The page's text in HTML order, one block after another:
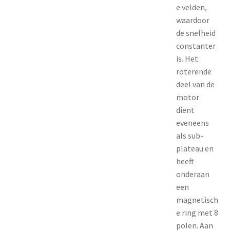
e velden,
waardoor
de snelheid
constanter
is. Het
roterende
deel van de
motor
dient
eveneens
als sub-
plateau en
heeft
onderaan
een
magnetisch
e ring met 8
polen. Aan